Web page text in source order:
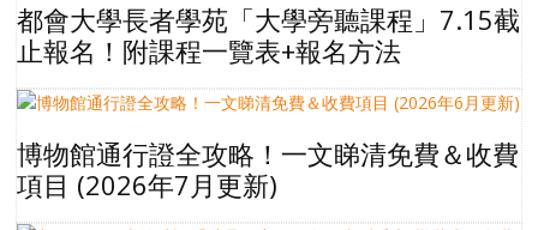
都會大學長者學苑「大學旁聽課程」7.15截
止報名！附課程一覽表+報名方法
博物館通行證全攻略！一文睇清免費＆收費
項目 (2026年7月更新)